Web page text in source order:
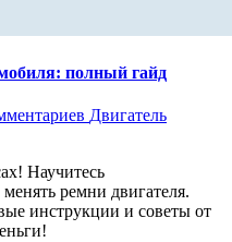
полный гайд
Двигатель
Научитесь
ремни двигателя.
инструкции и советы от